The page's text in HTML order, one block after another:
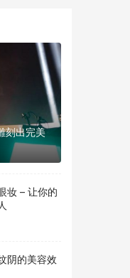
刻出完美
妆 – 让你的
阴的美容效